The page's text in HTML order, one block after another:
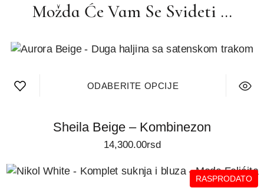
Možda Će Vam Se Svideti …
ODABERITE OPCIJE
Sheila Beige – Kombinezon
14,300.00rsd
RASPRODATO